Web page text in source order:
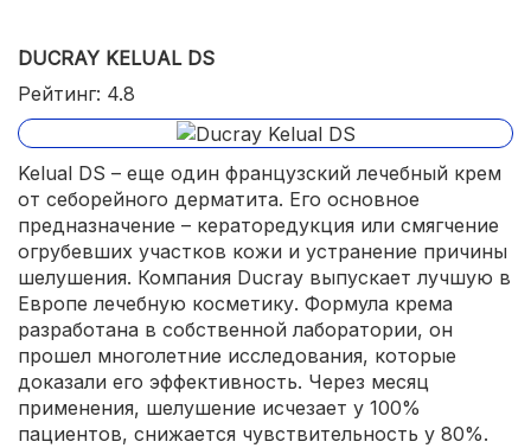
подходит для всех типов кожи.
DUCRAY KELUAL DS
Рейтинг: 4.8
Kelual DS – еще один французский лечебный крем
от себорейного дерматита. Его основное
предназначение – кераторедукция или смягчение
огрубевших участков кожи и устранение причины
шелушения. Компания Ducray выпускает лучшую в
Европе лечебную косметику. Формула крема
разработана в собственной лаборатории, он
прошел многолетние исследования, которые
доказали его эффективность. Через месяц
применения, шелушение исчезает у 100%
пациентов, снижается чувствительность у 80%.